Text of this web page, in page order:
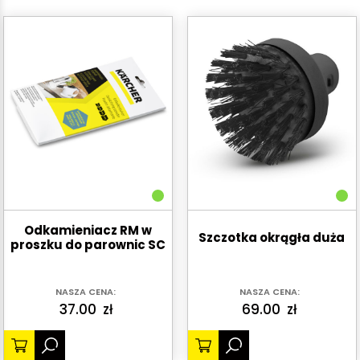
Odkamieniacz RM w
proszku do parownic SC
NASZA CENA:
37.00 zł
Szczotka okrągła duża
NASZA CENA:
69.00 zł